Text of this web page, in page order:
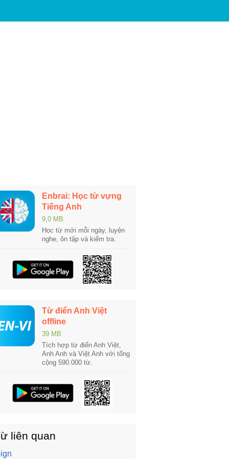
Enbrai: Học từ vựng
Tiếng Anh
9,0 MB
Học từ mới mỗi ngày, luyện
nghe, ôn tập và kiểm tra.
Từ điển Anh Việt
offline
39 MB
Tích hợp từ điển Anh Việt,
Anh Anh và Việt Anh với tổng
cộng 590.000 từ.
liên quan